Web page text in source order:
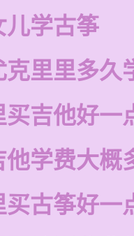
儿学古筝
克里里多久
买吉他好一
他学费大概
买古筝好一